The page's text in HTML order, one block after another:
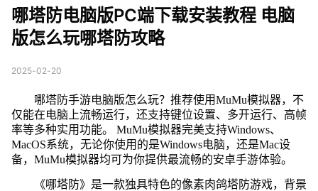
哪塔防电脑版PC端下载安装教程 电脑
版怎么玩哪塔防攻略
2025-02-20
哪塔防手游电脑版怎么玩？推荐使用MuMu模拟器，不
仅能在电脑上流畅运行，还支持键位设置、多开运行、高帧
率等多种实用功能。 MuMu模拟器完美支持Windows、
MacOS系统，无论你使用的是Windows电脑，还是Mac设
备，MuMu模拟器均可为你提供最流畅的安卓手游体验。
《哪塔防》是一款独具特色的像素肉鸽塔防游戏，背景